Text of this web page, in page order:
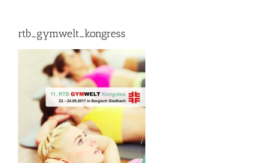
rtb_gymwelt_kongress